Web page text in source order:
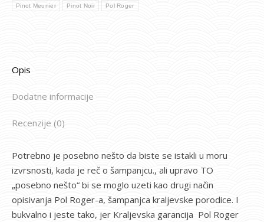
Pinot Meunier Pinot Noir Pol Roger
Opis
Dodatne informacije
Recenzije (0)
Potrebno je posebno nešto da biste se istakli u moru
izvrsnosti, kada je reč o šampanjcu., ali upravo TO
„posebno nešto“ bi se moglo uzeti kao drugi način
opisivanja Pol Roger-a, šampanjca kraljevske porodice. I
bukvalno i jeste tako, jer Kraljevska garancija Pol Roger